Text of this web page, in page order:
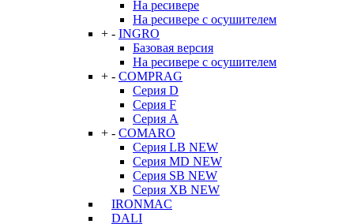
На ресивере
На ресивере с осушителем
+ - INGRO
Базовая версия
На ресивере с осушителем
+ - COMPRAG
Серия D
Серия F
Серия А
+ - COMARO
Серия LB NEW
Серия MD NEW
Серия SB NEW
Серия XB NEW
IRONMAC
DALI